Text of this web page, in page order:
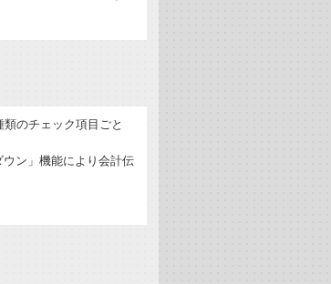
のチェック項目ごと
ン」機能により会計伝